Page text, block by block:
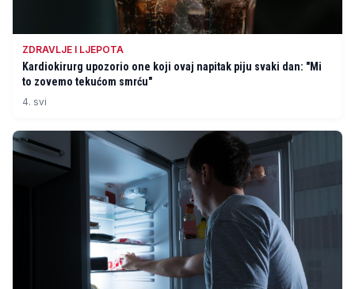
ZDRAVLJE I LJEPOTA
Kardiokirurg upozorio one koji ovaj napitak piju svaki dan: "Mi
to zovemo tekućom smrću"
4. svi